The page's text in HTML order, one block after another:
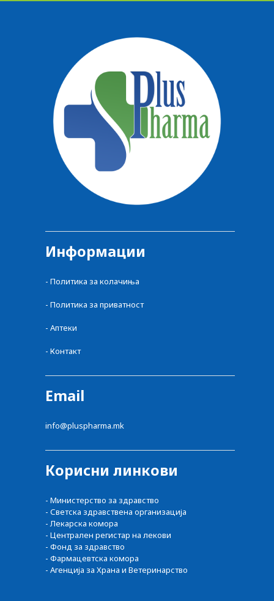
Информации
- Политика за колачиња
- Политика за приватност
- Аптеки
- Контакт
Email
info@pluspharma.mk
Корисни линкови
- Министерство за здравство
- Светска здравствена организација
- Лекарска комора
- Централен регистар на лекови
- Фонд за здравство
- Фармацевтска комора
- Агенција за Храна и Ветеринарство